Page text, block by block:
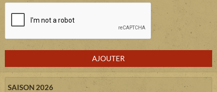
AJOUTER
SAISON 2026